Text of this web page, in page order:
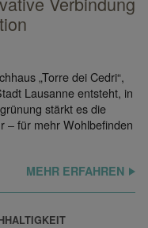
„Torre dei Cedri“,
Lausanne entsteht, in
stärkt es die
– für mehr Wohlbefinden
MEHR ERFAHREN